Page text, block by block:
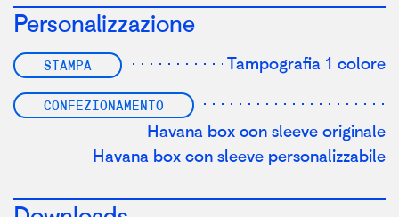
Personalizzazione
STAMPA Tampografia 1 colore
CONFEZIONAMENTO
Havana box con sleeve originale
Havana box con sleeve personalizzabile